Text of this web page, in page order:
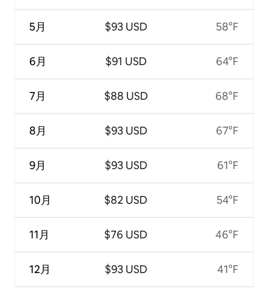
5月
6月
7月
8月
9月
10月
11月
12月
$93 USD
$91 USD
$88 USD
$93 USD
$93 USD
$82 USD
$76 USD
$93 USD
58°F
64°F
68°F
67°F
61°F
54°F
46°F
41°F